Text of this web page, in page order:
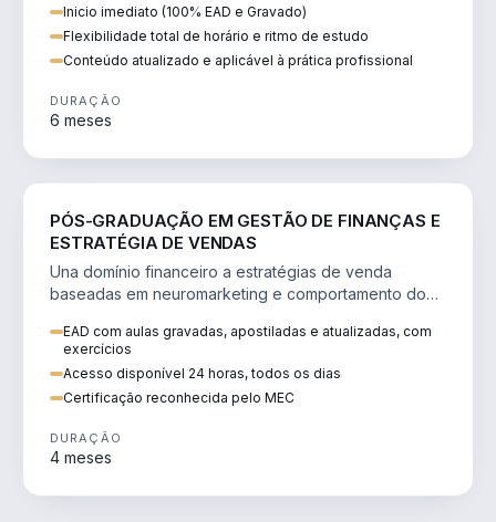
Inicio imediato (100% EAD e Gravado)
Flexibilidade total de horário e ritmo de estudo
Conteúdo atualizado e aplicável à prática profissional
DURAÇÃO
6 meses
PÓS-GRADUAÇÃO EM GESTÃO DE FINANÇAS E
ESTRATÉGIA DE VENDAS
Una domínio financeiro a estratégias de venda
baseadas em neuromarketing e comportamento do
EAD com aulas gravadas, apostiladas e atualizadas, com
exercícios
Acesso disponível 24 horas, todos os dias
Certificação reconhecida pelo MEC
DURAÇÃO
4 meses